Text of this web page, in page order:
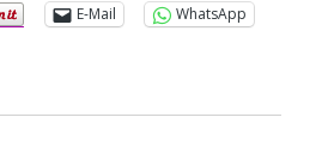
E-Mail
WhatsApp